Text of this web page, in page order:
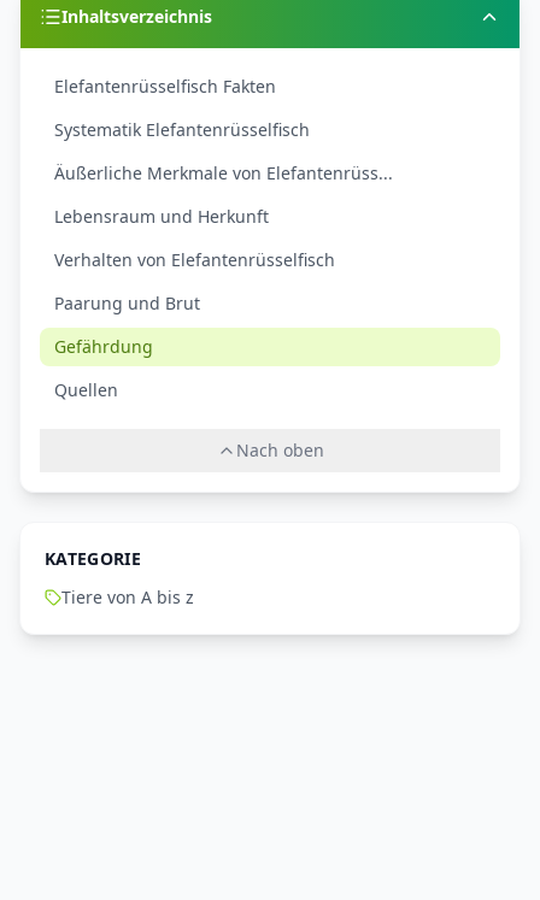
Inhaltsverzeichnis
Elefantenrüsselfisch Fakten
Systematik Elefantenrüsselfisch
Äußerliche Merkmale von Elefantenrüss...
Lebensraum und Herkunft
Verhalten von Elefantenrüsselfisch
Paarung und Brut
Gefährdung
Quellen
Nach oben
KATEGORIE
Tiere von A bis z